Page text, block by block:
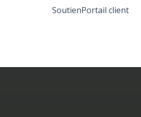
sous-menu pour les traductions
SoutienPortail client